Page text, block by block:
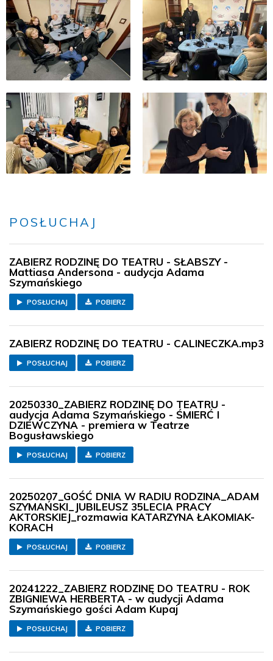
POSŁUCHAJ
ZABIERZ RODZINĘ DO TEATRU - SŁABSZY -
Mattiasa Andersona - audycja Adama
Szymańskiego
POSŁUCHAJ POBIERZ
ZABIERZ RODZINĘ DO TEATRU - CALINECZKA.mp3
POSŁUCHAJ POBIERZ
20250330_ZABIERZ RODZINĘ DO TEATRU -
audycja Adama Szymańskiego - ŚMIERĆ I
DZIEWCZYNA - premiera w Teatrze
Bogusławskiego
POSŁUCHAJ POBIERZ
20250207_GOŚĆ DNIA W RADIU RODZINA_ADAM
SZYMAŃSKI_JUBILEUSZ 35LECIA PRACY
AKTORSKIEJ_rozmawia KATARZYNA ŁAKOMIAK-
KORACH
POSŁUCHAJ POBIERZ
20241222_ZABIERZ RODZINĘ DO TEATRU - ROK
ZBIGNIEWA HERBERTA - w audycji Adama
Szymańskiego gości Adam Kupaj
POSŁUCHAJ POBIERZ